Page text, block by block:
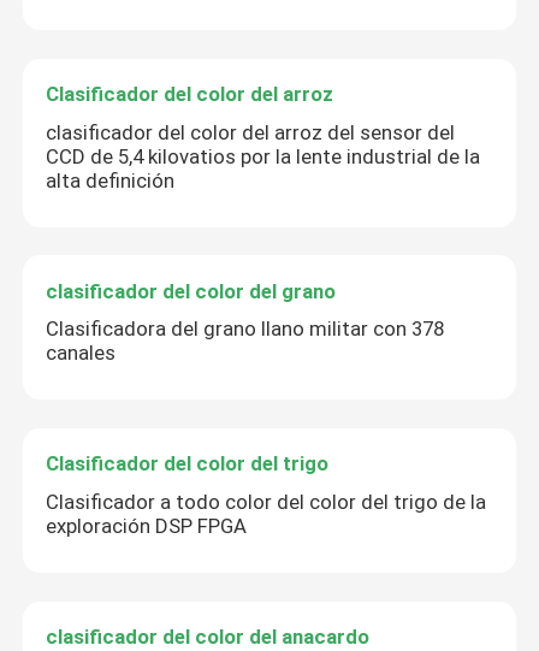
Clasificador del color del arroz
clasificador del color del arroz del sensor del
CCD de 5,4 kilovatios por la lente industrial de la
alta definición
clasificador del color del grano
Clasificadora del grano llano militar con 378
canales
Clasificador del color del trigo
Clasificador a todo color del color del trigo de la
exploración DSP FPGA
clasificador del color del anacardo